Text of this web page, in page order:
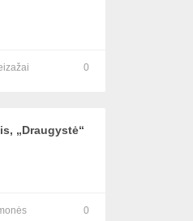
0
„Draugystė“
0